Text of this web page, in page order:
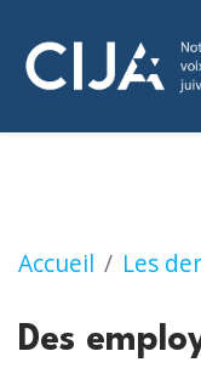
Accueil Les
Des
Des